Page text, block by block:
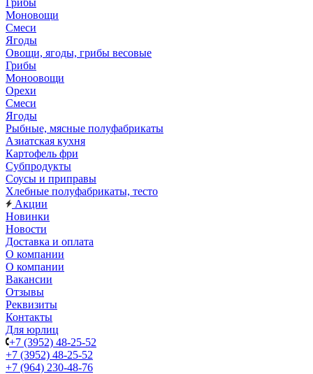
Грибы
Моновощи
Смеси
Ягоды
Овощи, ягоды, грибы весовые
Грибы
Моноовощи
Орехи
Смеси
Ягоды
Рыбные, мясные полуфабрикаты
Азиатская кухня
Картофель фри
Субпродукты
Соусы и приправы
Хлебные полуфабрикаты, тесто
Акции
Новинки
Новости
Доставка и оплата
О компании
О компании
Вакансии
Отзывы
Реквизиты
Контакты
Для юрлиц
+7 (3952) 48-25-52
+7 (3952) 48-25-52
+7 (964) 230-48-76